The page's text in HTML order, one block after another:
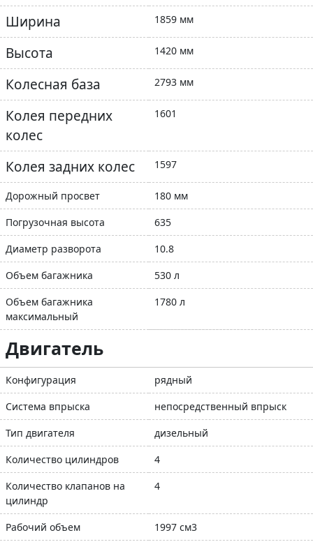
Ширина 1859 мм
Высота 1420 мм
Колесная база 2793 мм
Колея передних
колес
1601
Колея задних колес 1597
Дорожный просвет
180 мм
Погрузочная высота
635
Диаметр разворота
10.8
Объем багажника
530 л
Объем багажника
максимальный
1780 л
Двигатель
Конфигурация
рядный
Система впрыска
непосредственный впрыск
Тип двигателя
дизельный
Количество цилиндров
4
Количество клапанов на
цилиндр
4
Рабочий объем
1997 см3